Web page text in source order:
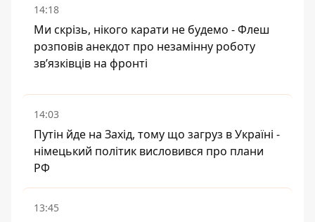
14:18
Ми скрізь, нікого карати не будемо - Флеш
розповів анекдот про незамінну роботу
зв’язківців на фронті
14:03
Путін йде на Захід, тому що загруз в Україні -
німецький політик висловився про плани
РФ
13:45